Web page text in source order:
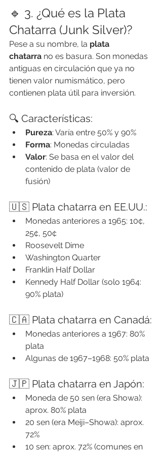
🔹 3. ¿Qué es la Plata
Chatarra (Junk Silver)?
Pese a su nombre, la plata
chatarra no es basura. Son monedas
antiguas en circulación que ya no
tienen valor numismático, pero
contienen plata útil para inversión.
🔍 Características:
Pureza: Varía entre 50% y 90%
Forma: Monedas circuladas
Valor: Se basa en el valor del
contenido de plata (valor de
fusión)
🇺🇸 Plata chatarra en EE.UU.:
Monedas anteriores a 1965: 10¢,
25¢, 50¢
Roosevelt Dime
Washington Quarter
Franklin Half Dollar
Kennedy Half Dollar (solo 1964:
90% plata)
🇨🇦 Plata chatarra en Canadá:
Monedas anteriores a 1967: 80%
plata
Algunas de 1967–1968: 50% plata
🇯🇵 Plata chatarra en Japón:
Moneda de 50 sen (era Showa):
aprox. 80% plata
20 sen (era Meiji–Showa): aprox.
72%
10 sen: aprox. 72% (comunes en